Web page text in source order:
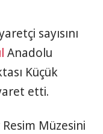
sayısını
Anadolu
Küçük
etti.
Müzesini